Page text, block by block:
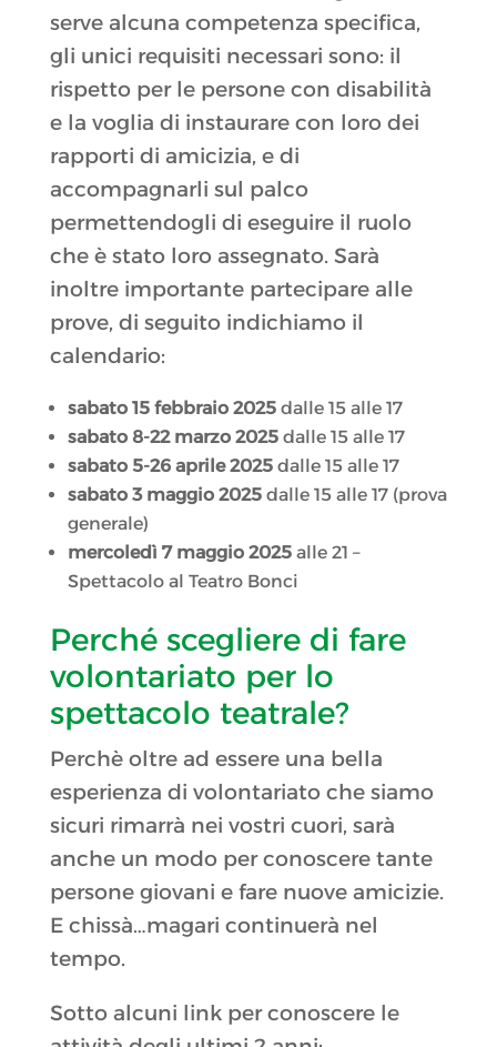
serve alcuna competenza specifica,
gli unici requisiti necessari sono: il
rispetto per le persone con disabilità
e la voglia di instaurare con loro dei
rapporti di amicizia, e di
accompagnarli sul palco
permettendogli di eseguire il ruolo
che è stato loro assegnato. Sarà
inoltre importante partecipare alle
prove, di seguito indichiamo il
calendario:
sabato 15 febbraio 2025dalle 15 alle 17
sabato 8-22 marzo 2025dalle 15 alle 17
sabato 5-26 aprile 2025dalle 15 alle 17
sabato 3 maggio 2025dalle 15 alle 17 (prova
generale)
mercoledì 7 maggio 2025alle 21 –
Spettacolo al Teatro Bonci
Perché scegliere di fare
volontariato per lo
spettacolo teatrale?
Perchè oltre ad essere una bella
esperienza di volontariato che siamo
sicuri rimarrà nei vostri cuori, sarà
anche un modo per conoscere tante
persone giovani e fare nuove amicizie.
E chissà…magari continuerà nel
tempo.
Sotto alcuni link per conoscere le